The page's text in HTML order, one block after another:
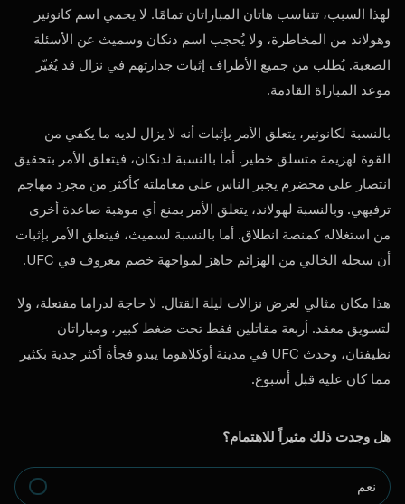
لهذا السبب، تتناسب هاتان المباراتان تمامًا. لا يحمي اسم كانونير
وهولاند من المخاطرة، ولا يُحجب اسم دنكان وسميث عن الأسئلة
الصعبة. يُطلب من جميع الأطراف إثبات جدارتهم في نزال قد يُغيّر
موعد المباراة القادمة.
بالنسبة لكانونير، يتعلق الأمر بإثبات أنه لا يزال لديه ما يكفي من
القوة لهزيمة متسلق خطير. أما بالنسبة لدنكان، فيتعلق الأمر بتحقيق
انتصار على مخضرم يجبر الناس على معاملته كأكثر من مجرد مهاجم
ترفيهي. وبالنسبة لهولاند، يتعلق الأمر بمنع أي موهبة صاعدة أخرى
من استغلاله كمنصة انطلاق. أما بالنسبة لسميث، فيتعلق الأمر بإثبات
أن سجله الخالي من الهزائم جاهز لمواجهة خصم معروف في UFC.
هذا مكان مثالي لعرض نزالات ليلة القتال. لا حاجة لدراما مفتعلة، ولا
لتسويق معقد. أربعة مقاتلين فقط تحت ضغط كبير، ومباراتان
نظيفتان، وحدث UFC في مدينة أوكلاهوما يبدو فجأة أكثر جدية بكثير
مما كان عليه قبل أسبوع.
هل وجدت ذلك مثيراً للاهتمام؟
نعم